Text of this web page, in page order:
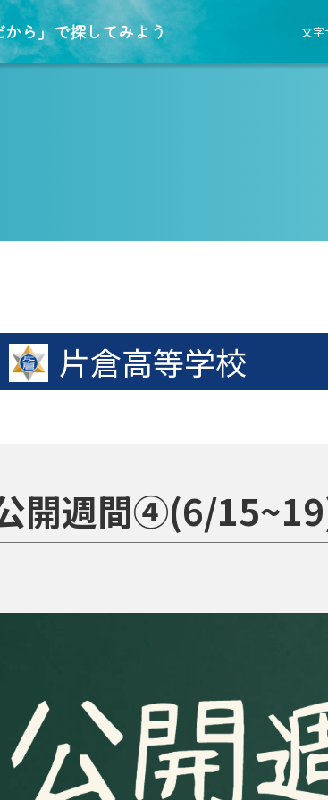
ら」で探してみよう 文字
片倉高等学校
開週間④(6/